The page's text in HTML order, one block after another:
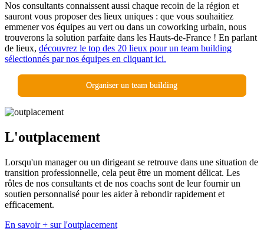
Nos consultants connaissent aussi chaque recoin de la région et
sauront vous proposer des lieux uniques : que vous souhaitiez
emmener vos équipes au vert ou dans un coworking urbain, nous
trouverons la solution parfaite dans les Hauts-de-France ! En parlant
de lieux, découvrez le top des 20 lieux pour un team building
sélectionnés par nos équipes en cliquant ici.
Organiser un team building
L'outplacement
Lorsqu'un manager ou un dirigeant se retrouve dans une situation de
transition professionnelle, cela peut être un moment délicat. Les
rôles de nos consultants et de nos coachs sont de leur fournir un
soutien personnalisé pour les aider à rebondir rapidement et
efficacement.
En savoir + sur l'outplacement